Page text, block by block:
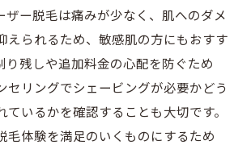
ザー脱毛は痛みが少なく、肌へのダメ
えられるため、敏感肌の方にもおすす
り残しや追加料金の心配を防ぐため
セリングでシェービングが必要かどう
ているかを確認することも大切です。
毛体験を満足のいくものにするため